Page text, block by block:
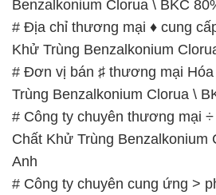
Benzalkonium Clorua \ BKC
# Địa chỉ thương mại ♦ cung
Khử Trùng Benzalkonium
# Đơn vị bán ♯ thương mại
Trùng Benzalkonium Clorua \
# Công ty chuyên thương mại
Chất Khử Trùng Benzalkonium
Anh
# Công ty chuyên cung ứng >